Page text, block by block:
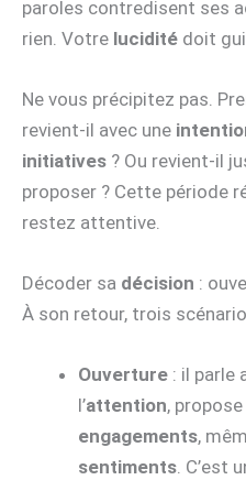
paroles contredisent ses
rien. Votre lucidité doit
Ne vous précipitez pas.
revient-il avec une
initiatives ? Ou revient-il
proposer ? Cette période
restez attentive.
Décoder sa décision :
À son retour, trois
Ouverture : il parle
l’attention,
engagements,
sentiments. C’est